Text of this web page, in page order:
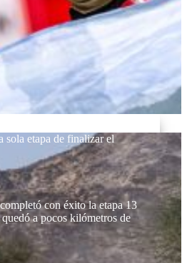
sola etapa de finalizar el
con éxito la etapa 13
a pocos kilómetros de